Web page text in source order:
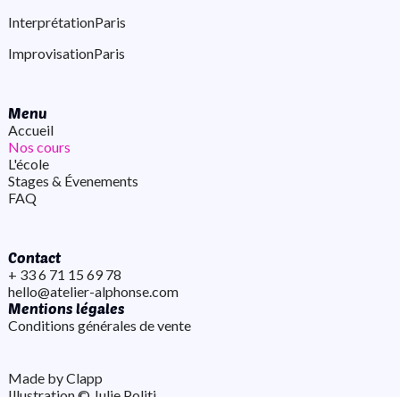
InterprétationParis
ImprovisationParis
Menu
Accueil
Nos cours
L'école
Stages & Évenements
FAQ
Contact
+ 33 6 71 15 69 78
hello@atelier-alphonse.com
Mentions légales
Conditions générales de vente
Made by Clapp